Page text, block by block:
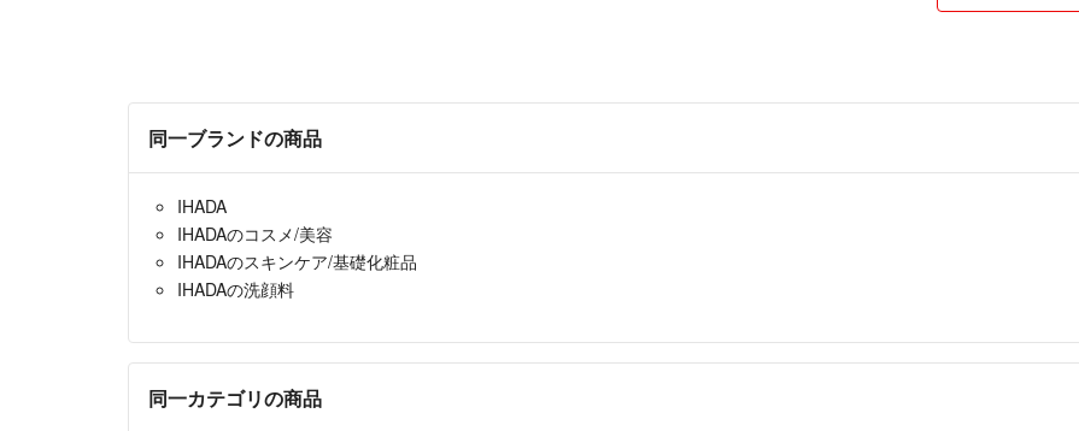
同一ブランドの商品
IHADA
IHADAのコスメ/美容
IHADAのスキンケア/基礎化粧品
IHADAの洗顔料
同一カテゴリの商品